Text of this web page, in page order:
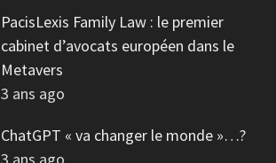
PacisLexis Family Law : le premier
cabinet d’avocats européen dans le
Metavers
3 ans ago
ChatGPT « va changer le monde »…?